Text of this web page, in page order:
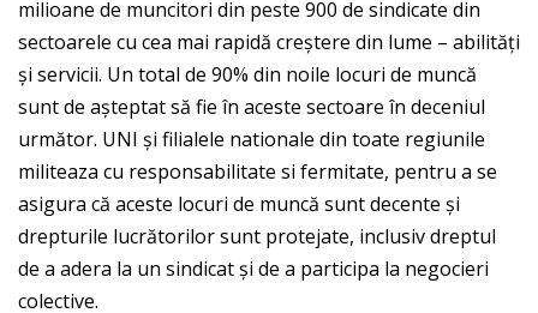
milioane de muncitori din peste 900 de sindicate din
sectoarele cu cea mai rapidă creștere din lume – abilități
și servicii. Un total de 90% din noile locuri de muncă
sunt de așteptat să fie în aceste sectoare în deceniul
următor. UNI și filialele nationale din toate regiunile
militeaza cu responsabilitate si fermitate, pentru a se
asigura că aceste locuri de muncă sunt decente și
drepturile lucrătorilor sunt protejate, inclusiv dreptul
de a adera la un sindicat și de a participa la negocieri
colective.